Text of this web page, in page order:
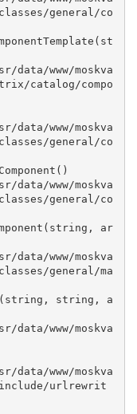
general/co
catalog/compo
general/co
general/co
ar
general/ma
string, a
urlrewrit